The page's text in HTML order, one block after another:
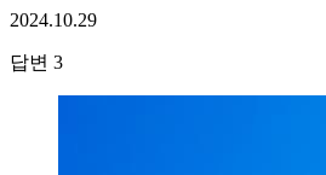
2024.10.29
답변 3